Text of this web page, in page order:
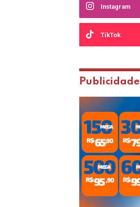
Instagram
TikTok
Publicidade